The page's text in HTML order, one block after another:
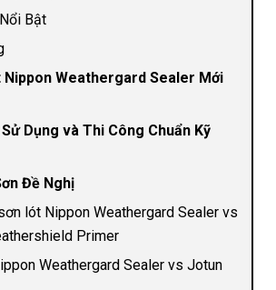
Bật
Nippon Weathergard Sealer Mới
Dụng và Thi Công Chuẩn Kỹ
Đề Nghị
lót Nippon Weathergard Sealer vs
Primer
Weathergard Sealer vs Jotun